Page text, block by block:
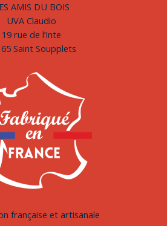
AMIS DU BOIS
UVA Claudio
19 rue de l’Inte
Saint Soupplets
française et artisanale